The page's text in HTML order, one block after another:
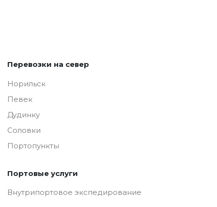
Перевозки на север
Норильск
Певек
Дудинку
Соловки
Портопункты
Портовые услуги
Внутрипортовое экспедирование